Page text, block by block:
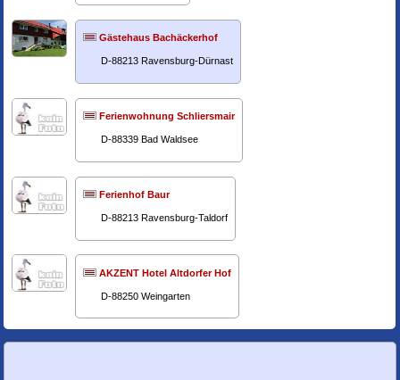
Gästehaus Bachäckerhof
D-88213 Ravensburg-Dürnast
Ferienwohnung Schliersmair
D-88339 Bad Waldsee
Ferienhof Baur
D-88213 Ravensburg-Taldorf
AKZENT Hotel Altdorfer Hof
D-88250 Weingarten